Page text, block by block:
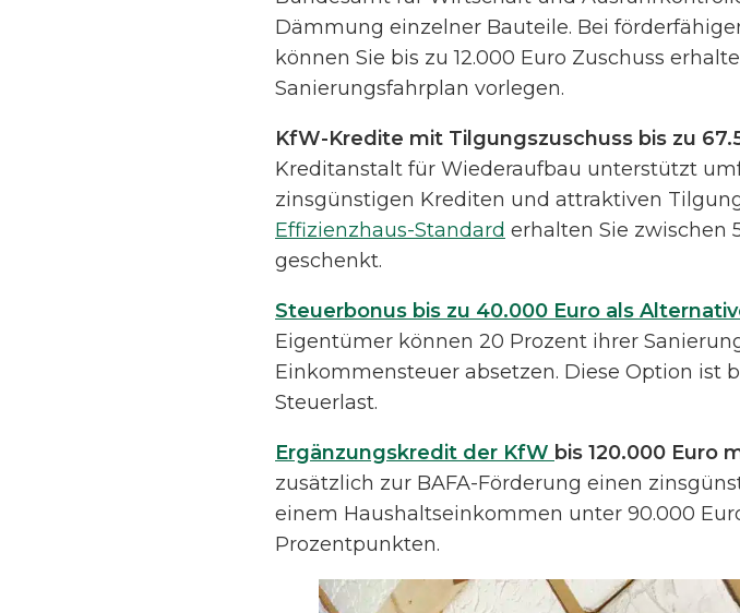
Dämmung einzelner Bauteile. Bei
können Sie bis zu 12.000 Euro Zuschuss
Sanierungsfahrplan vorlegen.
KfW-Kredite mit Tilgungszuschuss bis zu
Kreditanstalt für Wiederaufbau unterstützt
zinsgünstigen Krediten und attraktiven
Effizienzhaus-Standard erhalten Sie zwischen
geschenkt.
Steuerbonus bis zu 40.000 Euro als
Eigentümer können 20 Prozent ihrer
Einkommensteuer absetzen. Diese Option ist
Steuerlast.
Ergänzungskredit der KfW bis 120.000 Euro
zusätzlich zur BAFA-Förderung einen
einem Haushaltseinkommen unter 90.000
Prozentpunkten.